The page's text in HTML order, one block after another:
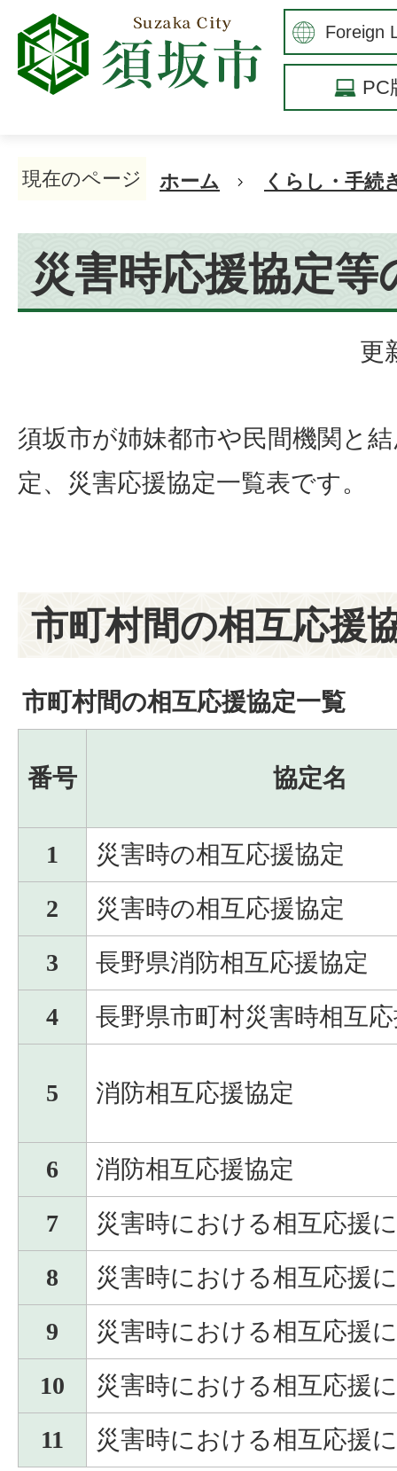
PC
現在のページ ホーム くらし・手続
災害時応援協定等
更
須坂市が姉妹都市や民間機関と
定、災害応援協定一覧表です。
市町村間の相互応援
市町村間の相互応援協定一覧
番号 協定名
1
災害時の相互応援協定
2
災害時の相互応援協定
3
長野県消防相互応援協定
4
長野県市町村災害時相互
5 消防相互応援協定
6
消防相互応援協定
7
災害時における相互応援
8
災害時における相互応援
9
災害時における相互応援
10
災害時における相互応援
11
災害時における相互応援